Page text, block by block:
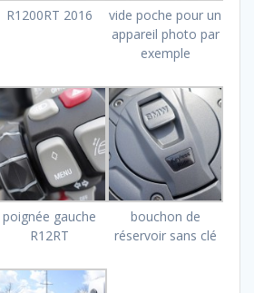
R1200RT 2016
vide poche pour un
appareil photo par
exemple
poignée gauche
R12RT
bouchon de
réservoir sans clé